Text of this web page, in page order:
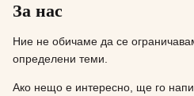
За нас
Ние не обичаме да се
определени теми.
Ако нещо е интересно, ще го